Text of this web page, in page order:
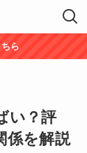
ら
い？評
係を解説